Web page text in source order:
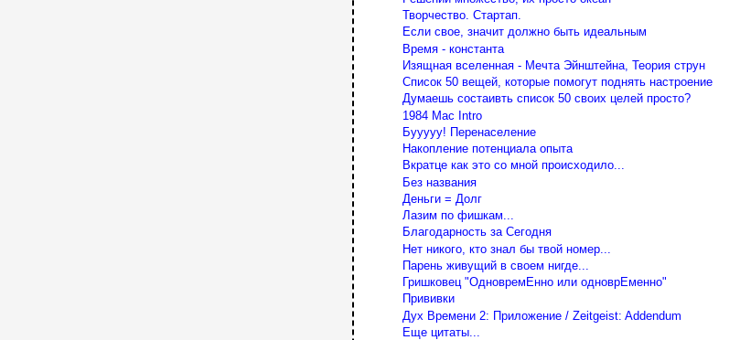
Творчество. Стартап.
Если свое, значит должно быть идеальным
Время - константа
Изящная вселенная - Мечта Эйнштейна, Теория струн
Список 50 вещей, которые помогут поднять настроение
Думаешь состаивть список 50 своих целей просто?
1984 Mac Intro
Бууууу! Перенаселение
Накопление потенциала опыта
Вкратце как это со мной происходило...
Без названия
Деньги = Долг
Лазим по фишкам...
Благодарность за Сегодня
Нет никого, кто знал бы твой номер...
Парень живущий в своем нигде...
Гришковец "ОдновремЕнно или одноврЕменно"
Прививки
Дух Времени 2: Приложение / Zeitgeist: Addendum
Еще цитаты...